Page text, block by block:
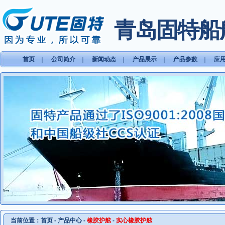
青岛固特
首页 公司简介 新闻动态 产品展示 产品参数 应
当前位置： 首页 - 产品中心- 橡胶护舷 - 实心橡胶护舷